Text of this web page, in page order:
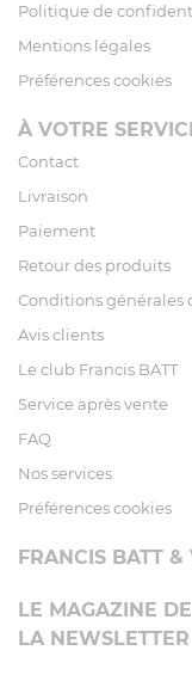
Politique de
Mentions légales
Préférences cookies
À VOTRE
Contact
Livraison
Paiement
Retour des produits
Conditions générales
Avis clients
Le club Francis BATT
Service après vente
FAQ
Nos services
Préférences cookies
FRANCIS BATT &
LE MAGAZINE
LA NEWSLETTER